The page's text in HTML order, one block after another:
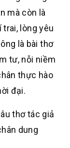
mà còn là
lòng yêu
là bài thơ
tư, nỗi niềm
thực hào
đại.
thơ tác giả
dung